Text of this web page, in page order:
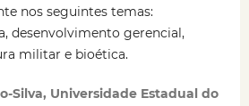
nos seguintes temas:
desenvolvimento gerencial,
militar e bioética.
Silva, Universidade Estadual do